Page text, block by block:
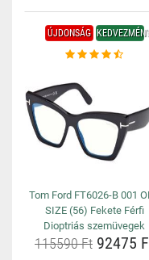
ÚJDONSÁG
Tom Ford FT6026-B 001
SIZE (56) Fekete Férfi
Dioptriás szemüvegek
115590 Ft 92475